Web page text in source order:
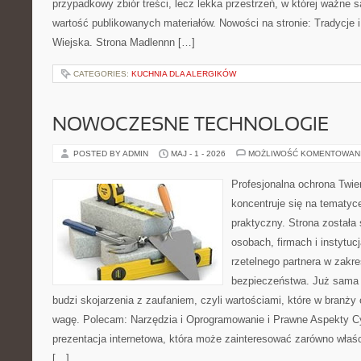
przypadkowy zbiór treści, lecz lekka przestrzeń, w której ważne
wartość publikowanych materiałów. Nowości na stronie: Tradycje
Wiejska. Strona Madlennn […]
CATEGORIES: KUCHNIA DLA ALERGIKÓW
NOWOCZESNE TECHNOLOGIE
POSTED BY ADMIN MAJ - 1 - 2026 MOŻLIWOŚĆ
Profesjonalna ochrona
koncentruje się na
praktyczny. Strona
osobach, firmach i
rzetelnego partnera w
bezpieczeństwa. Już
budzi skojarzenia z zaufaniem, czyli wartościami, które w branży
wagę. Polecam: Narzędzia i Oprogramowanie i Prawne Aspekty
prezentacja internetowa, która może zainteresować zarówno
[…]